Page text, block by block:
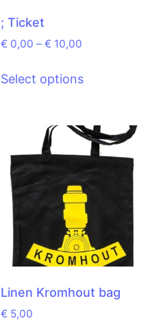
; Ticket
€ 0,00 – € 10,00
Select options
Linen Kromhout bag
€ 5,00